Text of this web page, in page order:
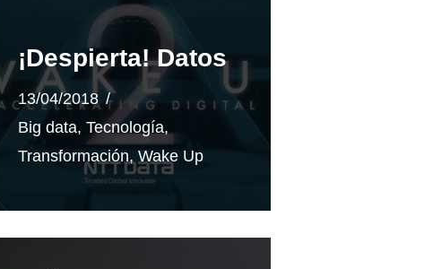
¡Despierta! Datos
13/04/2018
Big data, Tecnología,
Transformación, Wake Up